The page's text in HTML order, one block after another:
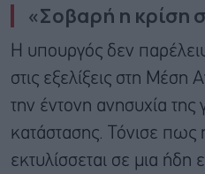
«Σοβαρή η κρίση
Η υπουργός δεν
στις εξελίξεις στη Μέση
την έντονη ανησυχία της
κατάστασης. Τόνισε πως
εκτυλίσσεται σε μια ήδη